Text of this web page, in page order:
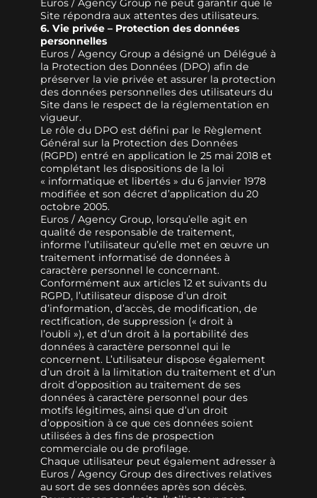
Site répondra aux attentes des utilisateurs.
6. Vie privée – Protection des données
personnelles
Euros / Agency Group a désigné un Délégué à
la Protection des Données (DPO) afin de
préserver la vie privée et assurer la protection
des données personnelles des utilisateurs du
Site dans le respect de la réglementation en
vigueur.
Le rôle du DPO est défini par le Règlement
Général sur la Protection des Données
(RGPD) entré en application le 25 mai 2018 et
complétant les dispositions de la loi
« informatique et libertés » du 6 janvier 1978
modifiée et son décret d’application du 20
octobre 2005.
Euros / Agency Group, lorsqu’elle agit en
qualité de responsable de traitement,
informe l’utilisateur qu’elle met en œuvre un
traitement informatisé de données à
caractère personnel le concernant.
Conformément aux articles 12 et suivants du
RGPD, l’utilisateur dispose d’un droit
d’information, d’accès, de modification, de
rectification, de suppression (« droit à
l’oubli »), et d’un droit à la portabilité des
données à caractère personnel qui le
concernent. L’utilisateur dispose également
d’un droit à la limitation du traitement et d’un
droit d’opposition au traitement de ses
données à caractère personnel pour des
motifs légitimes, ainsi que d’un droit
d’opposition à ce que ces données soient
utilisées à des fins de prospection
commerciale ou de profilage.
Chaque utilisateur peut également adresser à
Euros / Agency Group des directives relatives
au sort de ses données après son décès.